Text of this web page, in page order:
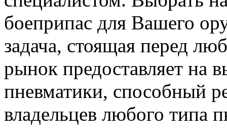
боеприпас для Вашего
задача, стоящая перед
рынок предоставляет на
пневматики, способный
владельцев любого типа